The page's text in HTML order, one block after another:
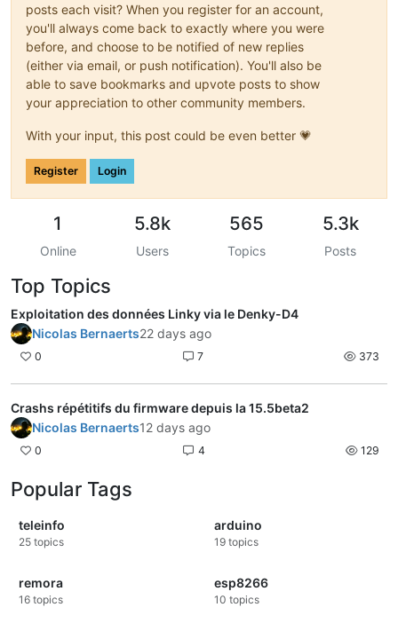
posts each visit? When you register for an account,
you'll always come back to exactly where you were
before, and choose to be notified of new replies
(either via email, or push notification). You'll also be
able to save bookmarks and upvote posts to show
your appreciation to other community members.
With your input, this post could be even better 💗
Register Login
1
Online
5.8k
Users
565
Topics
5.3k
Posts
Top Topics
Exploitation des données Linky via le Denky-D4
Nicolas Bernaerts22 days ago
0 7 373
Crashs répétitifs du firmware depuis la 15.5beta2
Nicolas Bernaerts12 days ago
0 4 129
Popular Tags
teleinfo
25 topics
arduino
19 topics
remora
16 topics
esp8266
10 topics